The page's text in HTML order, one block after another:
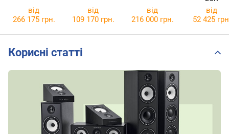
від
266 175 грн.
від
109 170 грн.
від
216 000 грн.
від
52 425
Корисні статті